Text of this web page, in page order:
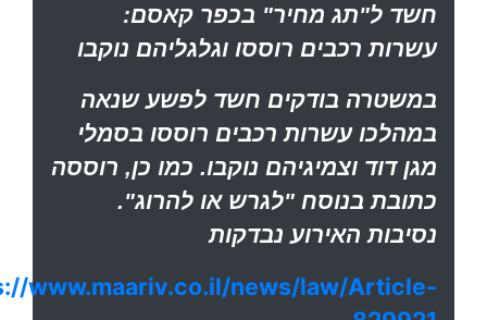
חשד ל"תג מחיר" בכפר קאסם:
עשרות רכבים רוססו וגלגליהם נוקבו
במשטרה בודקים חשד לפשע שנאה
במהלכו עשרות רכבים רוססו בסמלי
מגן דוד וצמיגיהם נוקבו. כמו כן, רוססה
כתובת בנוסח "לגרש או להרוג".
נסיבות האירוע נבדקות
www.maariv.co.il/news/law/Article-